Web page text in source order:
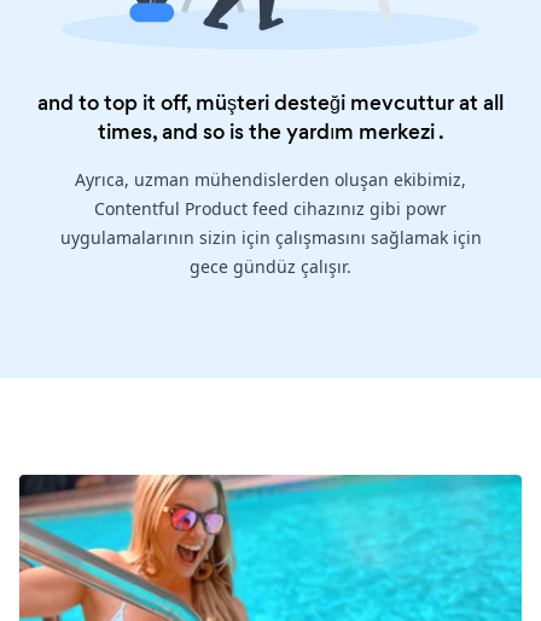
and to top it off, müşteri desteği mevcuttur at all
times, and so is theyardım merkezi.
Ayrıca, uzman mühendislerden oluşan ekibimiz,
Contentful Product feed cihazınız gibi powr
uygulamalarının sizin için çalışmasını sağlamak için
gece gündüz çalışır.